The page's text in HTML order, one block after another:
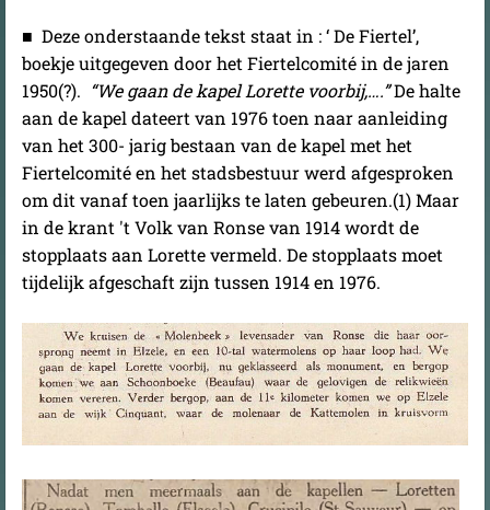
■ Deze onderstaande tekst staat in : ‘ De Fiertel’,
boekje uitgegeven door het Fiertelcomité in de jaren
1950(?). “We gaan de kapel Lorette voorbij,….”De halte
aan de kapel dateert van 1976 toen naar aanleiding
van het 300- jarig bestaan van de kapel met het
Fiertelcomité en het stadsbestuur werd afgesproken
om dit vanaf toen jaarlijks te laten gebeuren.(1) Maar
in de krant 't Volk van Ronse van 1914 wordt de
stopplaats aan Lorette vermeld. De stopplaats moet
tijdelijk afgeschaft zijn tussen 1914 en 1976.